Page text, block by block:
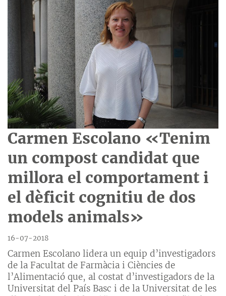
Carmen Escolano «Tenim
un compost candidat que
millora el comportament i
el dèficit cognitiu de dos
models animals»
16-07-2018
Carmen Escolano lidera un equip d’investigadors
de la Facultat de Farmàcia i Ciències de
l’Alimentació que, al costat d’investigadors de la
Universitat del País Basc i de la Universitat de les